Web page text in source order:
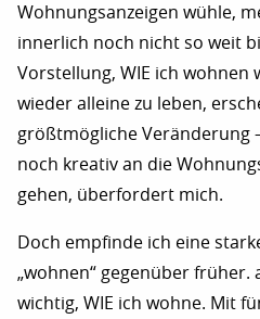
Wohnungsanzeigen wühle,
innerlich noch nicht so weit
Vorstellung, WIE ich wohnen
wieder alleine zu leben,
größtmögliche Veränderung
noch kreativ an die
gehen, überfordert mich.
Doch empfinde ich eine
„wohnen“ gegenüber
wichtig, WIE ich wohne. Mit